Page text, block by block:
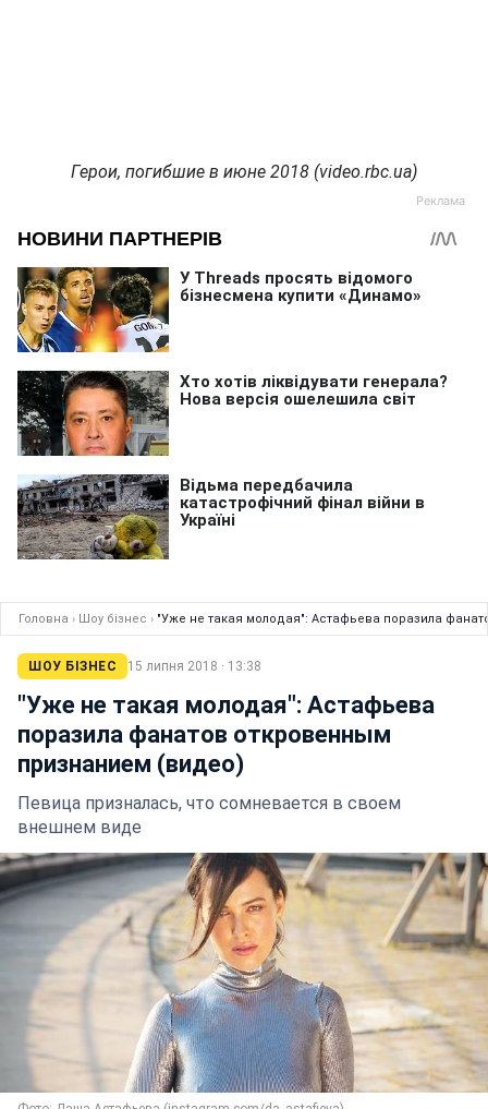
Герои, погибшие в июне 2018 (video.rbc.ua)
Головна › Шоу бізнес › "Уже не такая молодая": Астафьева поразила
ШОУ БІЗНЕС 15 липня 2018 · 13:38
"Уже не такая молодая": Астафьева
поразила фанатов откровенным
признанием (видео)
Певица призналась, что сомневается в своем
внешнем виде